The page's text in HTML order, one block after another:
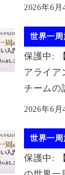
2026年6月
世界一
保護中:
アライア
チームの
2026年6月
世界一
保護中: